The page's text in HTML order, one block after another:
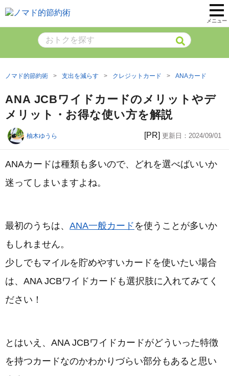
メニュー
ノマド的節約術 支出を減らす クレジットカード ANAカード
ANA JCBワイドカードのメリットやデ
メリット・お得な使い方を解説
柚木ゆうら [PR] 更新日： 2024/09/01
ANAカードは種類も多いので、どれを選べばいいか
迷ってしまいますよね。
最初のうちは、 ANA一般カード を使うことが多いか
もしれません。
少しでもマイルを貯めやすいカードを使いたい場合
は、 ANA JCBワイドカード も選択肢に入れてみてく
ださい！
とはいえ、ANA JCBワイドカードがどういった特徴
を持つカードなのかわかりづらい部分もあると思い